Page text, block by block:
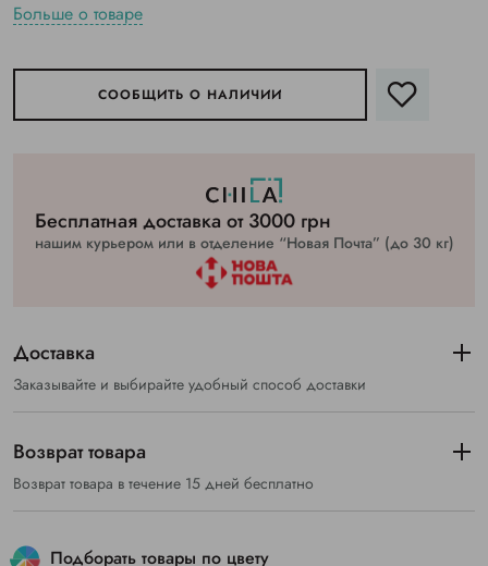
Больше о товаре
СООБЩИТЬ О НАЛИЧИИ
Бесплатная доставка от 3000 грн
нашим курьером или в отделение “Новая Почта” (до 30 кг)
Доставка
Заказывайте и выбирайте удобный способ доставки
Возврат товара
Возврат товара в течение 15 дней бесплатно
Подборать товары по цвету